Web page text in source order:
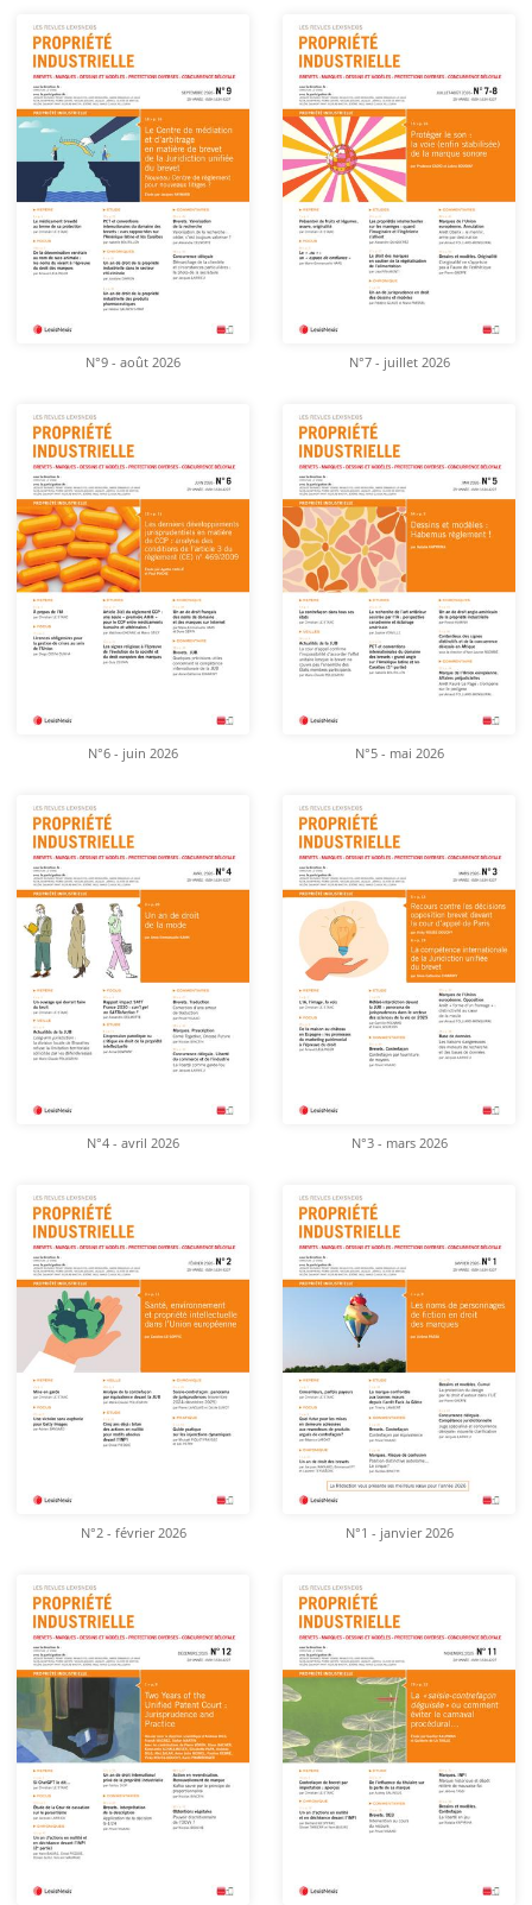
N°9 - août 2026 N°7 - juillet 2026
N°6 - juin 2026 N°5 - mai 2026
N°4 - avril 2026 N°3 - mars 2026
N°2 - février 2026 N°1 - janvier 2026